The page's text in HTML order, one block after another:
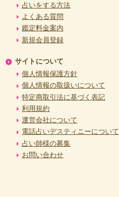
占いをする方法
よくある質問
鑑定料金案内
新規会員登録
サイトについて
個人情報保護方針
個人情報の取扱いについて
特定商取引法に基づく表記
利用規約
運営会社について
電話占いデスティニーについて
占い師様の募集
お問い合わせ